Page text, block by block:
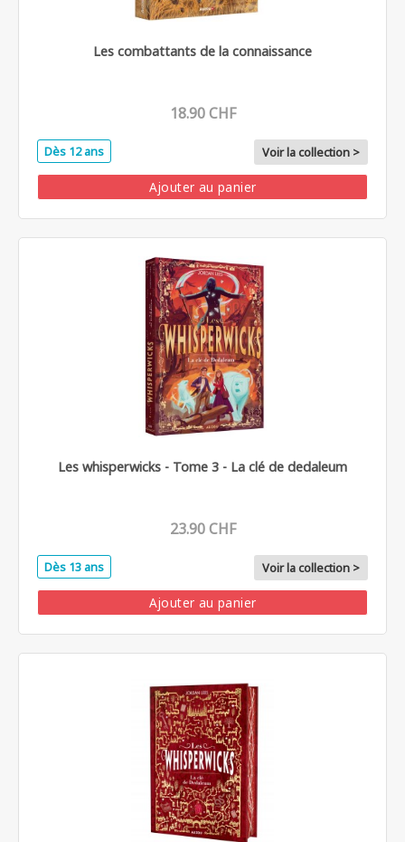
Les combattants de la connaissance
18.90 CHF
Dès 12 ans Voir la collection >
Ajouter au panier
Les whisperwicks - Tome 3 - La clé de dedaleum
23.90 CHF
Dès 13 ans Voir la collection >
Ajouter au panier